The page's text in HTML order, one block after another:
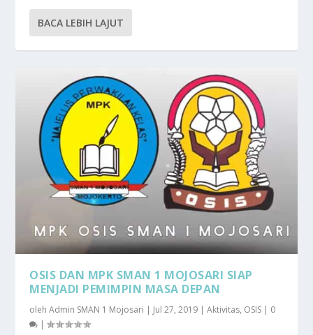
BACA LEBIH LAJUT
OSIS DAN MPK SMAN 1 MOJOSARI SIAP
MENJADI PEMIMPIN MASA DEPAN
olehAdmin SMAN 1 Mojosari | Jul 27, 2019 |Aktivitas, OSIS | 0
|